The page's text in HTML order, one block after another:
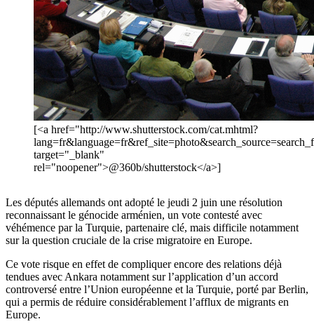
[<a href="http://www.shutterstock.com/cat.mhtml?
target="_blank"
rel="noopener">@360b/shutterstock</a>]
Les députés allemands ont adopté le jeudi 2 juin une résolution
reconnaissant le génocide arménien, un vote contesté avec
véhémence par la Turquie, partenaire clé, mais difficile notamment
sur la question cruciale de la crise migratoire en Europe.
Ce vote risque en effet de compliquer encore des relations déjà
tendues avec Ankara notamment sur l’application d’un accord
controversé entre l’Union européenne et la Turquie, porté par Berlin,
qui a permis de réduire considérablement l’afflux de migrants en
Europe.